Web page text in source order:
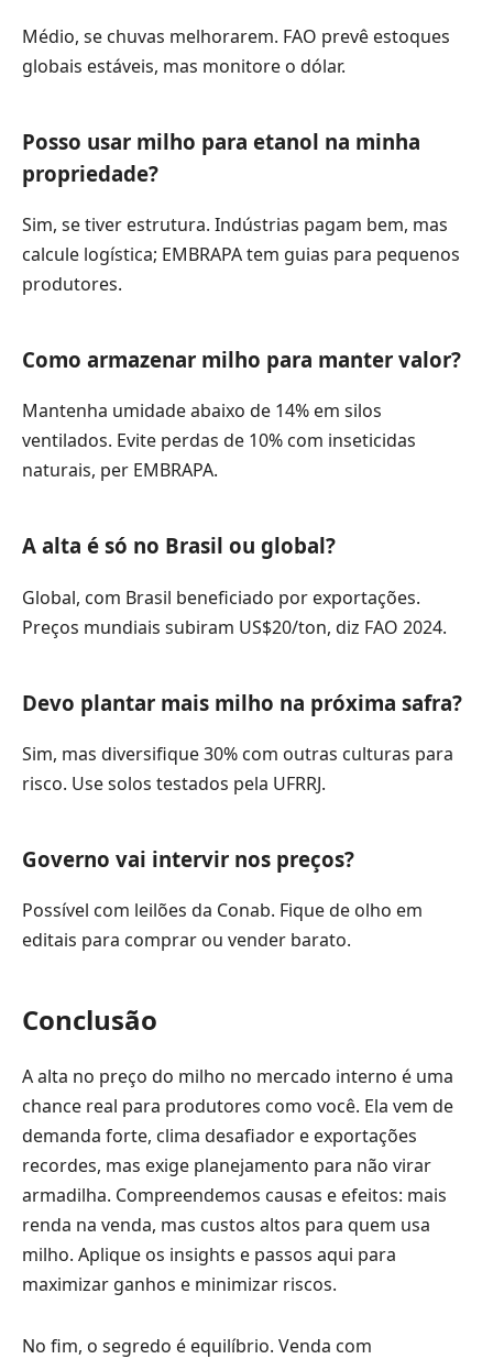
Médio, se chuvas melhorarem. FAO prevê estoques
globais estáveis, mas monitore o dólar.
Posso usar milho para etanol na minha
propriedade?
Sim, se tiver estrutura. Indústrias pagam bem, mas
calcule logística; EMBRAPA tem guias para pequenos
produtores.
Como armazenar milho para manter valor?
Mantenha umidade abaixo de 14% em silos
ventilados. Evite perdas de 10% com inseticidas
naturais, per EMBRAPA.
A alta é só no Brasil ou global?
Global, com Brasil beneficiado por exportações.
Preços mundiais subiram US$20/ton, diz FAO 2024.
Devo plantar mais milho na próxima safra?
Sim, mas diversifique 30% com outras culturas para
risco. Use solos testados pela UFRRJ.
Governo vai intervir nos preços?
Possível com leilões da Conab. Fique de olho em
editais para comprar ou vender barato.
Conclusão
A alta no preço do milho no mercado interno é uma
chance real para produtores como você. Ela vem de
demanda forte, clima desafiador e exportações
recordes, mas exige planejamento para não virar
armadilha. Compreendemos causas e efeitos: mais
renda na venda, mas custos altos para quem usa
milho. Aplique os insights e passos aqui para
maximizar ganhos e minimizar riscos.
No fim, o segredo é equilíbrio. Venda com